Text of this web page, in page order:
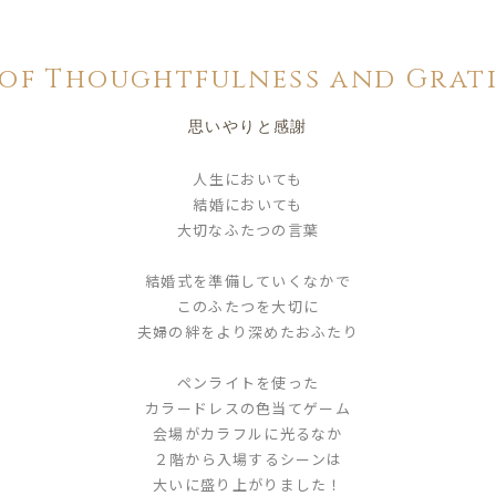
Thoughtfulness and
思いやりと感謝
人生においても
結婚においても
大切なふたつの言葉
結婚式を準備していくなかで
このふたつを大切に
夫婦の絆をより深めたおふたり
ペンライトを使った
カラードレスの色当てゲーム
会場がカラフルに光るなか
２階から入場するシーンは
大いに盛り上がりました！